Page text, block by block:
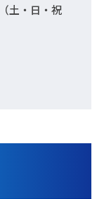
土・日・祝